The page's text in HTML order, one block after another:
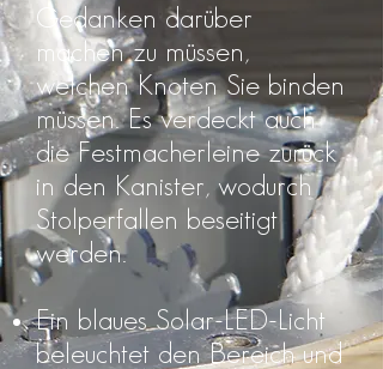
Gedanken darüber
machen zu müssen,
welchen Knoten Sie binden
müssen. Es verdeckt auch
die Festmacherleine zurück
in den Kanister, wodurch
Stolperfallen beseitigt
werden.
Ein blaues Solar-LED-Licht
beleuchtet den Bereich und